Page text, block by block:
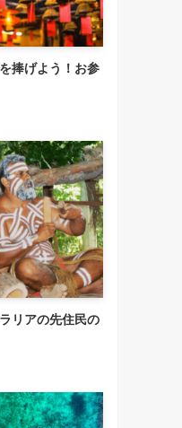
捧げよう！お参
リアの先住民の